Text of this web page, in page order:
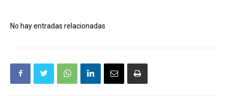
No hay entradas relacionadas